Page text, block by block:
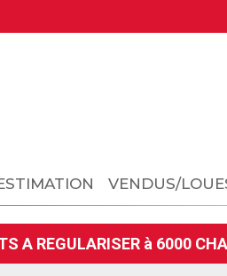
VENDUS/
A REGULARISER à 6000